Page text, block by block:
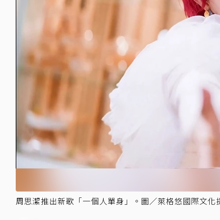
周思潔推出新歌「一個人單身」。圖／萊格悠國際文化